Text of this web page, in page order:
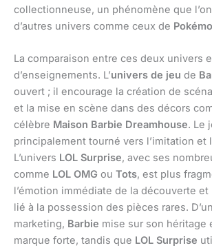
collectionneuse, un phénomène que
d’autres univers comme ceux de
La comparaison entre ces deux univers
d’enseignements. L’univers de jeu de
ouvert ; il encourage la création de
et la mise en scène dans des décors
célèbre Maison Barbie Dreamhouse. Le
principalement tourné vers l’imitation et
L’univers LOL Surprise, avec ses
comme LOL OMG ou Tots, est plus
l’émotion immédiate de la découverte
lié à la possession des pièces rares.
marketing, Barbie mise sur son héritage
marque forte, tandis que LOL Surprise